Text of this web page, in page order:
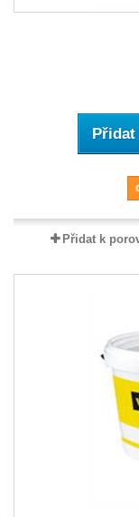
Přidat k